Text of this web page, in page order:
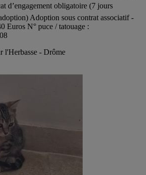
d’engagement obligatoire (7 jours
Adoption sous contrat associatif -
Euros N° puce / tatouage :
l'Herbasse - Drôme